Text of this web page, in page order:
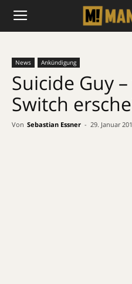
News Ankündigung
Suicide Guy
Switch
Von Sebastian Essner - 29. Januar